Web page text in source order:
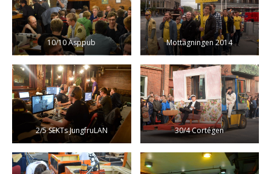
10/10 Asppub Mottagningen 2014
2/5 SEKTs JungfruLAN 30/4 Cortégen